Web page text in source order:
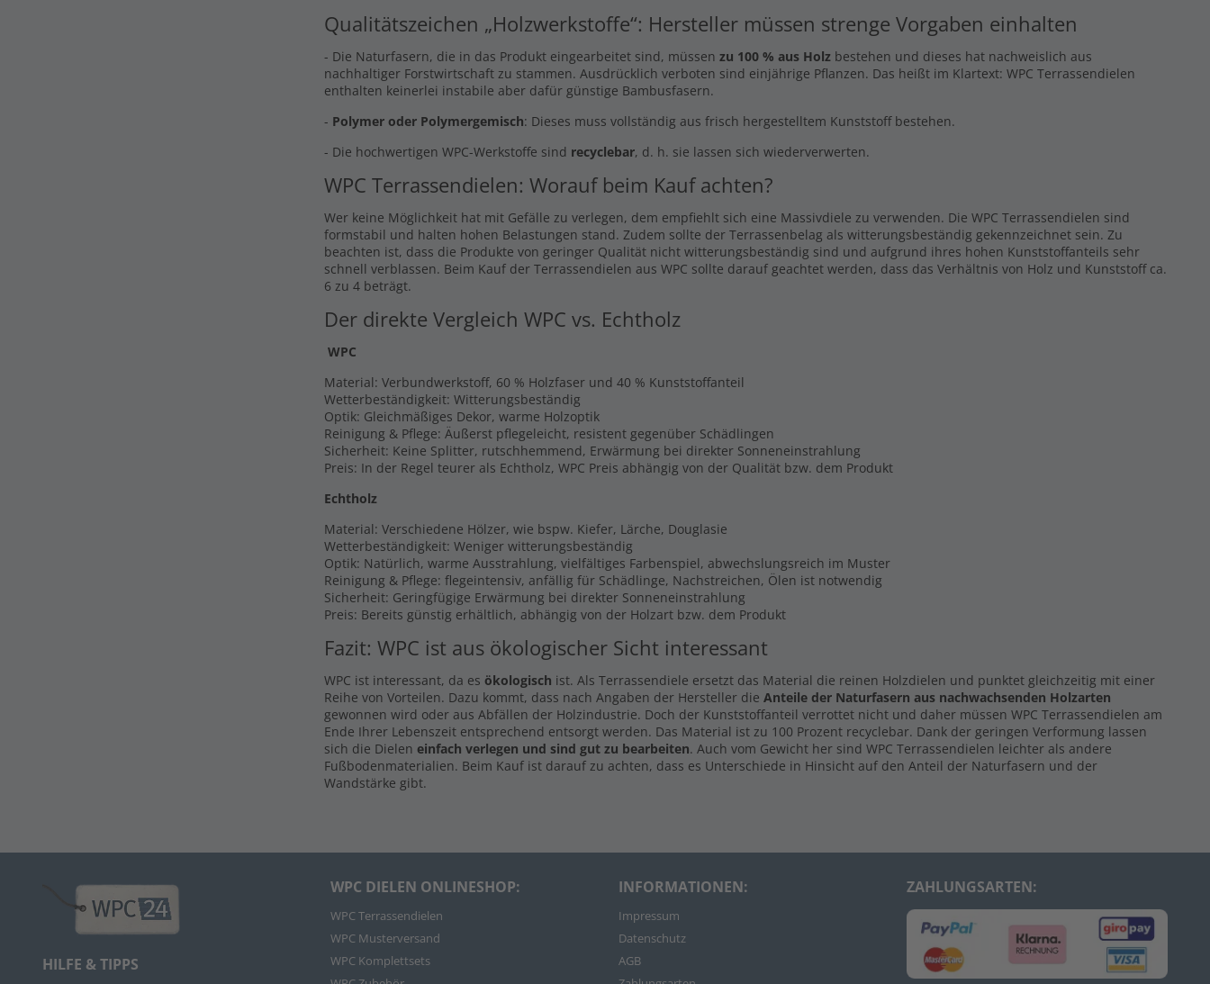
Qualitätszeichen „Holzwerkstoffe“: Hersteller müssen strenge Vorgaben einhalten
- Die Naturfasern, die in das Produkt eingearbeitet sind, müssen zu 100 % aus Holz bestehen und dieses hat nachweislich aus
nachhaltiger Forstwirtschaft zu stammen. Ausdrücklich verboten sind einjährige Pflanzen. Das heißt im Klartext: WPC Terrassendielen
enthalten keinerlei instabile aber dafür günstige Bambusfasern.
- Polymer oder Polymergemisch: Dieses muss vollständig aus frisch hergestelltem Kunststoff bestehen.
- Die hochwertigen WPC-Werkstoffe sind recyclebar, d. h. sie lassen sich wiederverwerten.
WPC Terrassendielen: Worauf beim Kauf achten?
Wer keine Möglichkeit hat mit Gefälle zu verlegen, dem empfiehlt sich eine Massivdiele zu verwenden. Die WPC Terrassendielen sind
formstabil und halten hohen Belastungen stand. Zudem sollte der Terrassenbelag als witterungsbeständig gekennzeichnet sein. Zu
beachten ist, dass die Produkte von geringer Qualität nicht witterungsbeständig sind und aufgrund ihres hohen Kunststoffanteils sehr
schnell verblassen. Beim Kauf der Terrassendielen aus WPC sollte darauf geachtet werden, dass das Verhältnis von Holz und Kunststoff ca.
6 zu 4 beträgt.
Der direkte Vergleich WPC vs. Echtholz
WPC
Material: Verbundwerkstoff, 60 % Holzfaser und 40 % Kunststoffanteil
Wetterbeständigkeit: Witterungsbeständig
Optik: Gleichmäßiges Dekor, warme Holzoptik
Reinigung & Pflege: Äußerst pflegeleicht, resistent gegenüber Schädlingen
Sicherheit: Keine Splitter, rutschhemmend, Erwärmung bei direkter Sonneneinstrahlung
Preis: In der Regel teurer als Echtholz, WPC Preis abhängig von der Qualität bzw. dem Produkt
Echtholz
Material: Verschiedene Hölzer, wie bspw. Kiefer, Lärche, Douglasie
Wetterbeständigkeit: Weniger witterungsbeständig
Optik: Natürlich, warme Ausstrahlung, vielfältiges Farbenspiel, abwechslungsreich im Muster
Reinigung & Pflege: flegeintensiv, anfällig für Schädlinge, Nachstreichen, Ölen ist notwendig
Sicherheit: Geringfügige Erwärmung bei direkter Sonneneinstrahlung
Preis: Bereits günstig erhältlich, abhängig von der Holzart bzw. dem Produkt
Fazit: WPC ist aus ökologischer Sicht interessant
WPC ist interessant, da es ökologisch ist. Als Terrassendiele ersetzt das Material die reinen Holzdielen und punktet gleichzeitig mit einer
Reihe von Vorteilen. Dazu kommt, dass nach Angaben der Hersteller die Anteile der Naturfasern aus nachwachsenden Holzarten
gewonnen wird oder aus Abfällen der Holzindustrie. Doch der Kunststoffanteil verrottet nicht und daher müssen WPC Terrassendielen am
Ende Ihrer Lebenszeit entsprechend entsorgt werden. Das Material ist zu 100 Prozent recyclebar. Dank der geringen Verformung lassen
sich die Dielen einfach verlegen und sind gut zu bearbeiten. Auch vom Gewicht her sind WPC Terrassendielen leichter als andere
Fußbodenmaterialien. Beim Kauf ist darauf zu achten, dass es Unterschiede in Hinsicht auf den Anteil der Naturfasern und der
Wandstärke gibt.
HILFE & TIPPS
WPC DIELEN ONLINESHOP:
WPC Terrassendielen
WPC Musterversand
WPC Komplettsets
INFORMATIONEN:
Impressum
Datenschutz
AGB
ZAHLUNGSARTEN: